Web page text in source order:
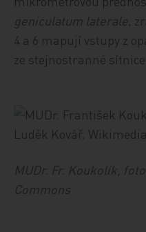
geniculatum laterale,
4 a 6 mapují vstupy z
ze stejnostranné sítnice.
MUDr. Fr. Koukolík,
Commons